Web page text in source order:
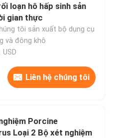
loạn hô hấp sinh sản
gian thực
tôi sản xuất bộ dụng cụ
và đông khô
USD
Liên hệ chúng tôi
Porcine
Loại 2 Bộ xét nghiệm